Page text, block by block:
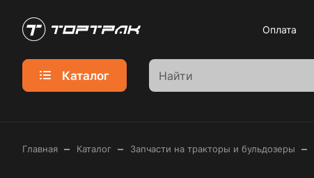
Оплата
Каталог
Главная – Каталог – Запчасти на тракторы и бульдозеры –